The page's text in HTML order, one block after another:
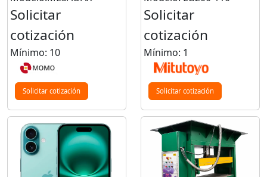
Solicitar
cotización
Mínimo: 10
Solicitar cotización
Solicitar
cotización
Mínimo: 1
Solicitar cotización